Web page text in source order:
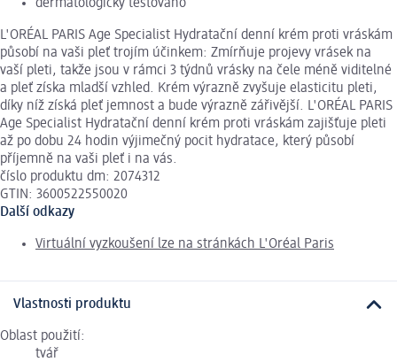
dermatologicky testováno
L'ORÉAL PARIS Age Specialist Hydratační denní krém proti vráskám
působí na vaši pleť trojím účinkem: Zmírňuje projevy vrásek na
vaší pleti, takže jsou v rámci 3 týdnů vrásky na čele méně viditelné
a pleť získa mladší vzhled. Krém výrazně zvyšuje elasticitu pleti,
díky níž získá pleť jemnost a bude výrazně zářivější. L'ORÉAL PARIS
Age Specialist Hydratační denní krém proti vráskám zajišťuje pleti
až po dobu 24 hodin výjimečný pocit hydratace, který působí
příjemně na vaši pleť i na vás.
číslo produktu dm: 2074312
GTIN: 3600522550020
Další odkazy
Virtuální vyzkoušení lze na stránkách L'Oréal Paris
Vlastnosti produktu
Oblast použití:
tvář